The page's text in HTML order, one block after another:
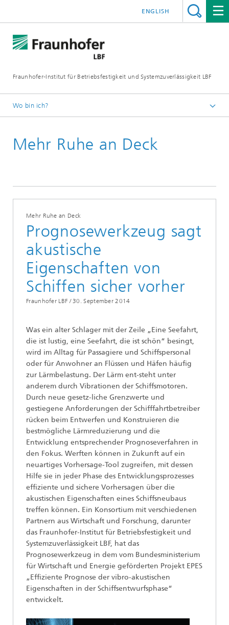
Fraunhofer-Institut für Betriebsfestigkeit und Systemzuverlässigkeit LBF
ENGLISH
Wo bin ich?
Publikationen
Mehr Ruhe an Deck
Mehr Ruhe an Deck
Prognosewerkzeug sagt
akustische
Eigenschaften von
Schiffen sicher vorher
Fraunhofer LBF / 30. September 2014
Was ein alter Schlager mit der Zeile „Eine Seefahrt,
die ist lustig, eine Seefahrt, die ist schön“ besingt,
wird im Alltag für Passagiere und Schiffspersonal
oder für Anwohner an Flüssen und Häfen häufig
zur Lärmbelastung. Der Lärm ent-steht unter
anderem durch Vibrationen der Schiffsmotoren.
Durch neue gesetz-liche Grenzwerte und
gestiegene Anforderungen der Schifffahrtbetreiber
rücken beim Entwerfen und Konstruieren die
bestmögliche Lärmreduzierung und die
Entwicklung entsprechender Prognoseverfahren in
den Fokus. Werften können in Zukunft auf ein
neuartiges Vorhersage-Tool zugreifen, mit dessen
Hilfe sie in jeder Phase des Entwicklungsprozesses
effiziente und sichere Vorhersagen über die
akustischen Eigenschaften eines Schiffsneubaus
treffen können. Ein Konsortium mit verschiedenen
Partnern aus Wirtschaft und Forschung, darunter
das Fraunhofer-Institut für Betriebsfestigkeit und
Systemzuverlässigkeit LBF, hat das
Prognosewerkzeug in dem vom Bundesministerium
für Wirtschaft und Energie geförderten Projekt EPES
„Effiziente Prognose der vibro-akustischen
Eigenschaften in der Schiffsentwurfsphase“
entwickelt.